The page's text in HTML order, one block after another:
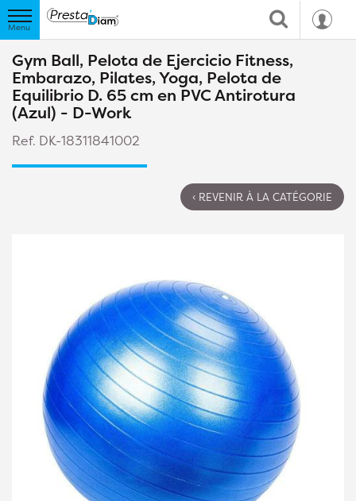
Gym Ball, Pelota de Ejercicio Fitness,
Embarazo, Pilates, Yoga, Pelota de
Equilibrio D. 65 cm en PVC Antirotura
(Azul) - D-Work
Ref. DK-18311841002
‹ REVENIR À LA CATÉGORIE